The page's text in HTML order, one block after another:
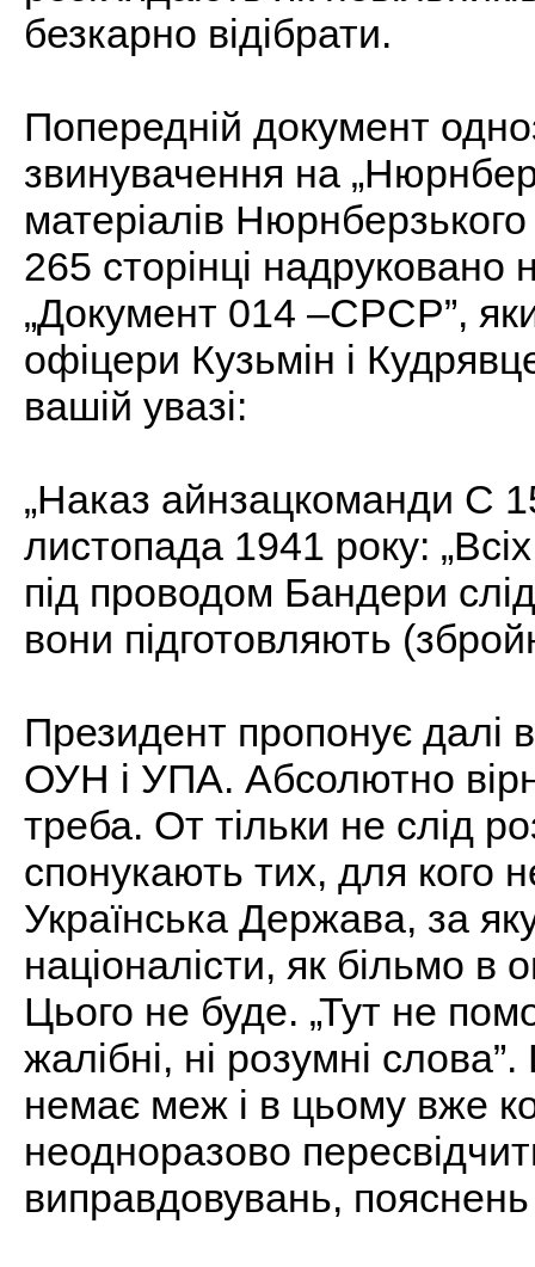
безкарно відібрати.
Попередній документ
звинувачення на
матеріалів
265 сторінці надруковано
„Документ 014 –СРСР”,
офіцери Кузьмін і
вашій увазі:
„Наказ айнзацкоманди С
листопада 1941 року:
під проводом Бандери
вони підготовляють
Президент пропонує далі
ОУН і УПА. Абсолютно
треба. От тільки не слід
спонукають тих, для
Українська Держава, за
націоналісти, як більмо в
Цього не буде. „Тут не
жалібні, ні розумні
немає меж і в цьому вже
неодноразово
виправдовувань,